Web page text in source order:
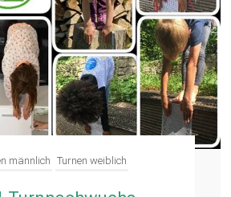
männlich Turnen weiblich